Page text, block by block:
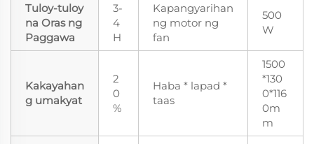
Tuloy-tuloy
na Oras ng
Paggawa
3-
4
H
Kapangyarihan
ng motor ng
fan
500
W
Kakayahan
g umakyat
2
0
%
Haba * lapad *
taas
1500
*130
0*116
0m
m